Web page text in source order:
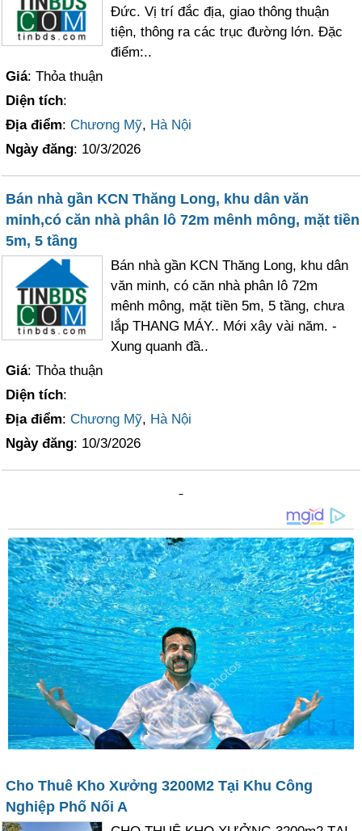
Đức. Vị trí đắc địa, giao thông thuận
tiện, thông ra các trục đường lớn. Đặc
điểm:..
Giá: Thỏa thuận
Diện tích:
Địa điểm:Chương Mỹ, Hà Nội
Ngày đăng: 10/3/2026
Bán nhà gần KCN Thăng Long, khu dân văn
minh,có căn nhà phân lô 72m mênh mông, mặt tiền
5m, 5 tầng
Bán nhà gần KCN Thăng Long, khu dân
văn minh, có căn nhà phân lô 72m
mênh mông, mặt tiền 5m, 5 tầng, chưa
lắp THANG MÁY.. Mới xây vài năm. -
Xung quanh đầ..
Giá: Thỏa thuận
Diện tích:
Địa điểm:Chương Mỹ, Hà Nội
Ngày đăng: 10/3/2026
Cho Thuê Kho Xưởng 3200M2 Tại Khu Công
Nghiệp Phố Nối A